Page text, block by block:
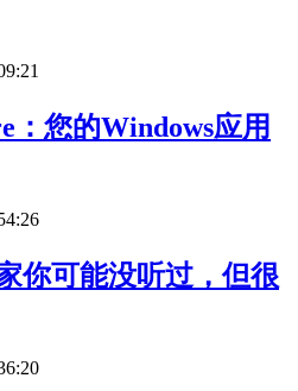
：您的Windows应用
你可能没听过，但很